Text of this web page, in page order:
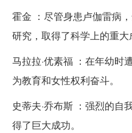
霍金 ：尽管身患卢伽雷病
研究，取得了科学上的重大
马拉拉·优素福 ：在年幼时
为教育和女性权利奋斗。
史蒂夫·乔布斯 ：强烈的自
得了巨大成功。